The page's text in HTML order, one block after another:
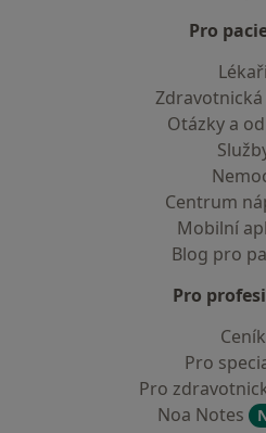
Pro
Lékaři
Otázky a
Centrum
Mobilní
Blog pro
Pro
Ceník
Pro
Pro
Noa Notes